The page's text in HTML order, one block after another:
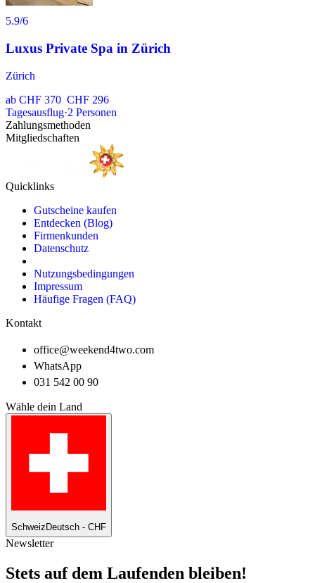
5.9/6
Luxus Private Spa in Zürich
Zürich
ab CHF 370 CHF 296
Tagesausflug·2 Personen
Zahlungsmethoden
Mitgliedschaften
Quicklinks
Gutscheine kaufen
Entdecken (Blog)
Firmenkunden
Datenschutz
Nutzungsbedingungen
Impressum
Häufige Fragen (FAQ)
Kontakt
office@weekend4two.com
WhatsApp
031 542 00 90
Wähle dein Land
SchweizDeutsch - CHF
Newsletter
Stets auf dem Laufenden bleiben!